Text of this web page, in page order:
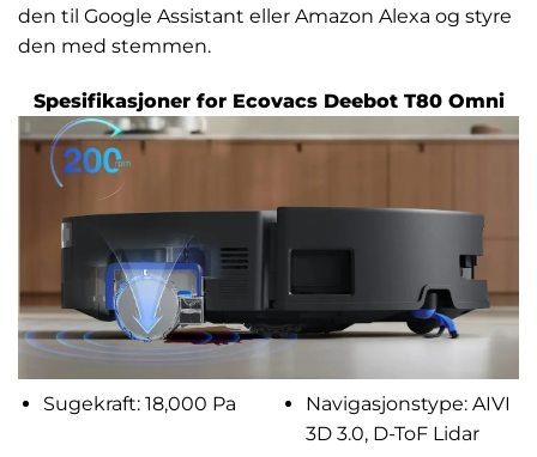
den til Google Assistant eller Amazon Alexa og styre
den med stemmen.
Spesifikasjoner for Ecovacs Deebot T80 Omni
Sugekraft: 18,000 Pa
Navigasjonstype: AIVI
3D 3.0, D-ToF Lidar